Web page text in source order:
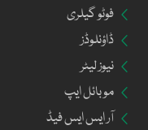
فوٹو گیلری
ڈاؤنلوڈز
نیوز لیٹر
موبائل ایپ
آر ایس ایس فیڈ